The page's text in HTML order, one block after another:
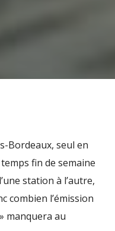
Bordeaux, seul en
fin de semaine
station à l’autre,
combien l’émission
manquera au